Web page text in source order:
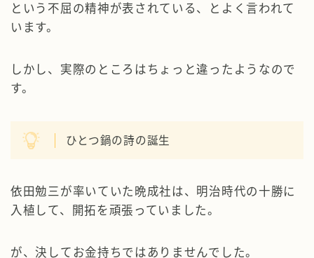
という不屈の精神が表されている、とよく言われて
います。
しかし、実際のところはちょっと違ったようなので
す。
ひとつ鍋の詩の誕生
依田勉三が率いていた晩成社は、明治時代の十勝に
入植して、開拓を頑張っていました。
が、決してお金持ちではありませんでした。